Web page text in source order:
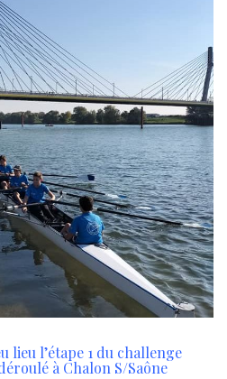
lieu l’étape 1 du challenge
à Chalon S/Saône